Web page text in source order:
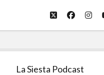
twitter
Sidebar
La Siesta Podcast